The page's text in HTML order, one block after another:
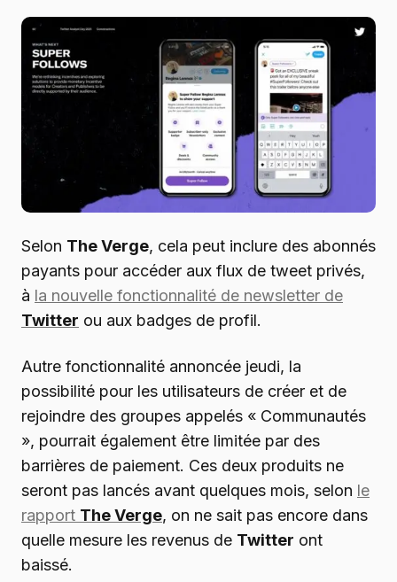
Selon The Verge, cela peut inclure des abonnés
payants pour accéder aux flux de tweet privés,
à la nouvelle fonctionnalité de newsletter de
Twitter ou aux badges de profil.
Autre fonctionnalité annoncée jeudi, la
possibilité pour les utilisateurs de créer et de
rejoindre des groupes appelés « Communautés
», pourrait également être limitée par des
barrières de paiement. Ces deux produits ne
seront pas lancés avant quelques mois, selon le
rapport The Verge, on ne sait pas encore dans
quelle mesure les revenus de Twitter ont
baissé.